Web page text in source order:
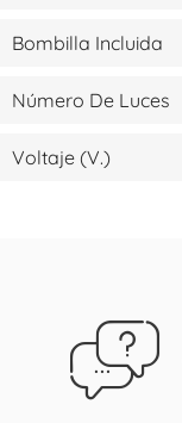
Bombilla Incluida
Número De Luces
Voltaje (V.)